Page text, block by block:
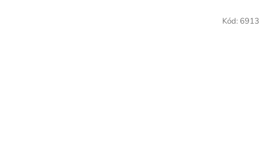
Kód: 6913